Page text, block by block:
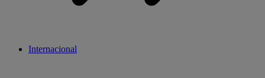
Internacional